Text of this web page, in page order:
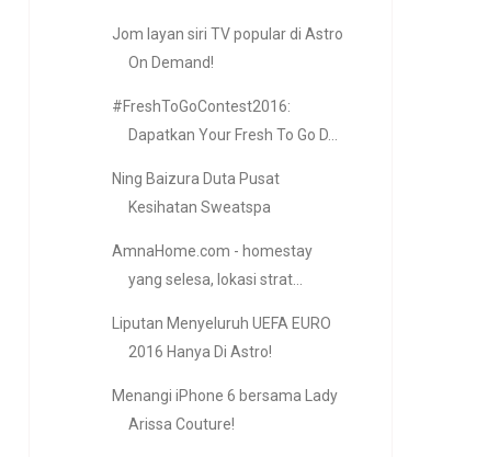
Jom layan siri TV popular di Astro
On Demand!
#FreshToGoContest2016:
Dapatkan Your Fresh To Go D...
Ning Baizura Duta Pusat
Kesihatan Sweatspa
AmnaHome.com - homestay
yang selesa, lokasi strat...
Liputan Menyeluruh UEFA EURO
2016 Hanya Di Astro!
Menangi iPhone 6 bersama Lady
Arissa Couture!